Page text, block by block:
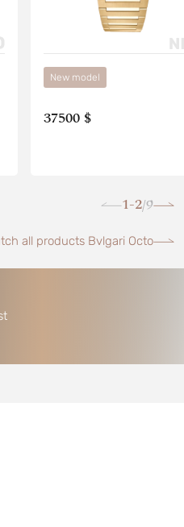
New model
37500 $
1-2/9
all products Bvlgari Octo